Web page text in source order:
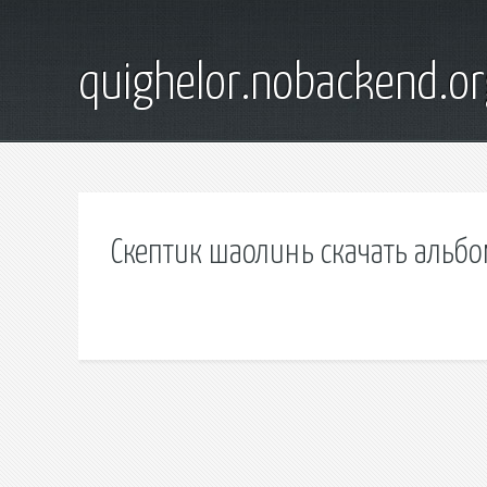
Скептик шаолинь скачать